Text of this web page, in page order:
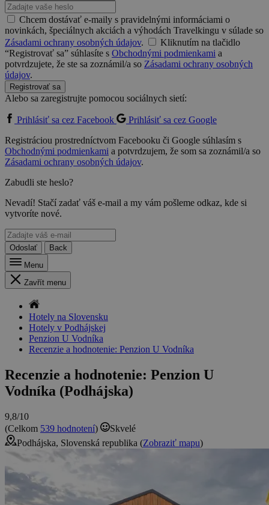
Chcem dostávať e-maily s pravidelnými informáciami o
novinkách, špeciálnych akciách a výhodách Travelkingu v súlade so
Zásadami ochrany osobných údajov.
Kliknutím na tlačidlo
“Registrovať sa” súhlasíte s Obchodnými podmienkami a
potvrdzujete, že ste sa zoznámil/a so Zásadami ochrany osobných
údajov.
Registrovať sa
Alebo sa zaregistrujte pomocou sociálnych sietí:
Prihlásiť sa cez Facebook
Prihlásiť sa cez Google
Registráciou prostredníctvom Facebooku či Google súhlasím s
Obchodnými podmienkami a potvrdzujem, že som sa zoznámil/a so
Zásadami ochrany osobných údajov.
Zabudli ste heslo?
Nevadí! Stačí zadať váš e-mail a my vám pošleme odkaz, kde si
vytvoríte nové.
Odoslať
Back
Menu
Zavřít menu
Hotely na Slovensku
Hotely v Podhájskej
Penzion U Vodníka
Recenzie a hodnotenie: Penzion U Vodníka
Recenzie a hodnotenie: Penzion U
Vodníka (Podhájska)
9,8/10
(Celkom 539 hodnotení)
Skvelé
Podhájska, Slovenská republika (Zobraziť mapu)